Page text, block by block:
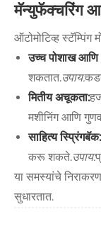
मॅन्युफॅक्चरिंग
ऑटोमोटिव्ह स्टॅम्पिंग
उच्च पोशाख आणि
शकतात.उपाय:
मितीय अचूकता:
मशीनिंग आणि
साहित्य स्प्रिंगबॅक:
करू शकते.उपाय:
या समस्यांचे
सुधारतात.